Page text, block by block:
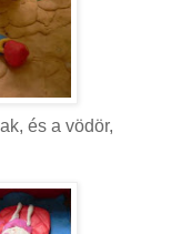
és a vödör,